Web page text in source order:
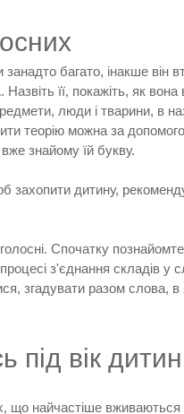
багато, інакше він
її, покажіть, як вона
люди і тварини, в
теорію можна за
знайому їй букву.
захопити дитину,
Спочатку
з'єднання складів
згадувати разом слова,
під вік
що найчастіше вживаються